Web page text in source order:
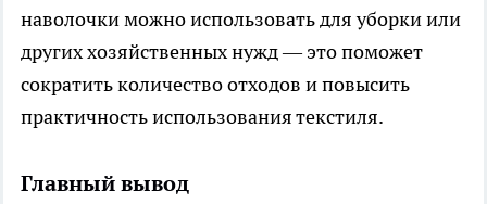
наволочки можно использовать для уборки или
других хозяйственных нужд — это поможет
сократить количество отходов и повысить
практичность использования текстиля.
Главный вывод